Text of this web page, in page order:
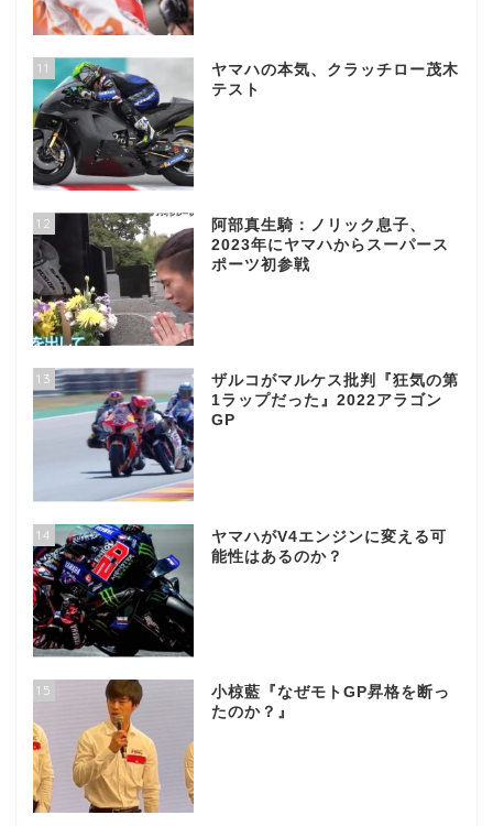
11
ヤマハの本気、クラッチロー茂木
テスト
12
阿部真生騎：ノリック息子、
2023年にヤマハからスーパース
ポーツ初参戦
13
ザルコがマルケス批判『狂気の第
1ラップだった』2022アラゴン
GP
14
ヤマハがV4エンジンに変える可
能性はあるのか？
15
小椋藍『なぜモトGP昇格を断っ
たのか？』